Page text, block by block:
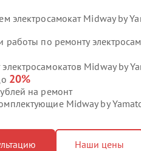
электросамокат Midway by
работы по ремонту
Midway by
20%
на ремонт
Midway by
Наши цены